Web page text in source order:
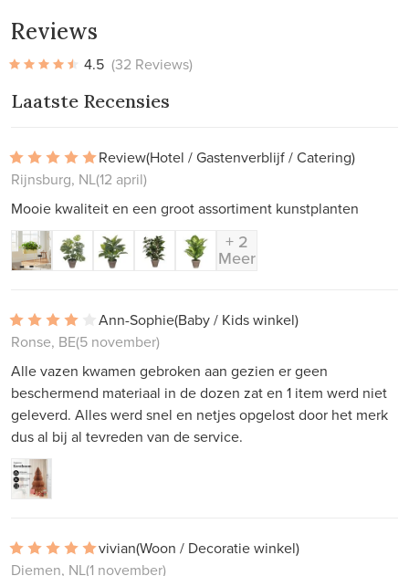
Reviews
4.5 (32 Reviews)
Laatste Recensies
Review(Hotel / Gastenverblijf / Catering)
Rijnsburg, NL(12 april)
Mooie kwaliteit en een groot assortiment kunstplanten
+ 2
Meer
Ann-Sophie(Baby / Kids winkel)
Ronse, BE(5 november)
Alle vazen kwamen gebroken aan gezien er geen
beschermend materiaal in de dozen zat en 1 item werd niet
geleverd. Alles werd snel en netjes opgelost door het merk
dus al bij al tevreden van de service.
vivian(Woon / Decoratie winkel)
Diemen, NL(1 november)